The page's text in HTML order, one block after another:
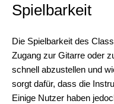
Spielbarkeit
Die Spielbarkeit des
Zugang zur Gitarre oder
schnell abzustellen und
sorgt dafür, dass die
Einige Nutzer haben